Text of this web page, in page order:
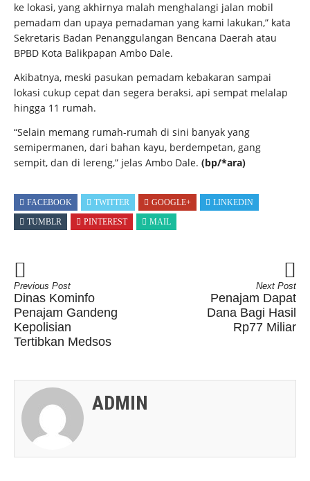
ke lokasi, yang akhirnya malah menghalangi jalan mobil
pemadam dan upaya pemadaman yang kami lakukan,” kata
Sekretaris Badan Penanggulangan Bencana Daerah atau
BPBD Kota Balikpapan Ambo Dale.
Akibatnya, meski pasukan pemadam kebakaran sampai
lokasi cukup cepat dan segera beraksi, api sempat melalap
hingga 11 rumah.
“Selain memang rumah-rumah di sini banyak yang
semipermanen, dari bahan kayu, berdempetan, gang
sempit, dan di lereng,” jelas Ambo Dale. (bp/*ara)
FACEBOOK TWITTER GOOGLE+
LINKEDIN
TUMBLR
PINTEREST MAIL
Previous Post
Dinas Kominfo
Penajam Gandeng
Kepolisian
Tertibkan Medsos
Next Post
Penajam Dapat
Dana Bagi Hasil
Rp77 Miliar
ADMIN